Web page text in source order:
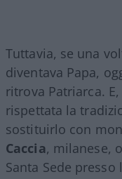
Tuttavia, se una
diventava Papa,
ritrova Patriarca.
rispettata la
sostituirlo con
Caccia, milanese,
Santa Sede presso